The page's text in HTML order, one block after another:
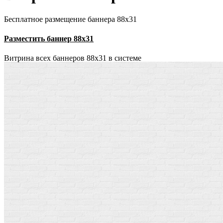
Бесплатное размещение баннера 88х31
Разместить баннер 88х31
Витрина всех баннеров 88x31 в системе